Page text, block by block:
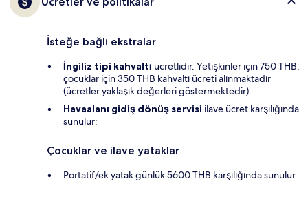
İsteğe bağlı ekstralar
İngiliz tipi kahvaltı ücretlidir. Yetişkinler için 750 THB,
çocuklar için 350 THB kahvaltı ücreti alınmaktadır
(ücretler yaklaşık değerleri göstermektedir)
Havaalanı gidiş dönüş servisi ilave ücret karşılığında
sunulur:
Çocuklar ve ilave yataklar
Portatif/ek yatak günlük 5600 THB karşılığında sunulur